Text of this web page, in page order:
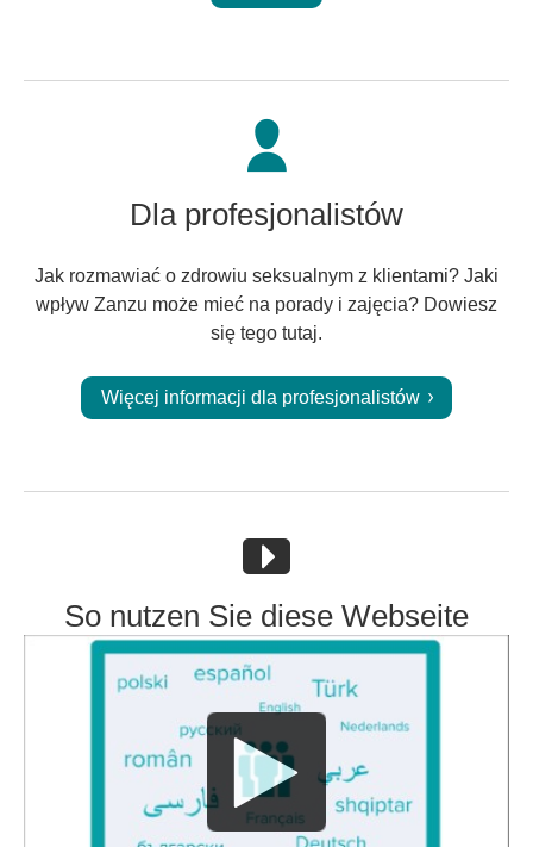
Dla profesjonalistów
Jak rozmawiać o zdrowiu seksualnym z klientami? Jaki
wpływ Zanzu może mieć na porady i zajęcia? Dowiesz
się tego tutaj.
Więcej informacji dla profesjonalistów
So nutzen Sie diese Webseite